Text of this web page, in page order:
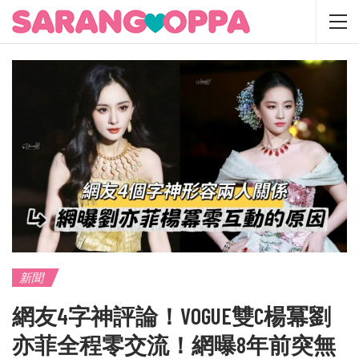
新聞
網友4字神評論！VOGUE雙C楊冪劉
亦菲全程零交流！網曝8年前突無